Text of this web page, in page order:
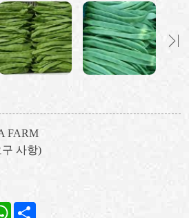
FARM
구 사항)
WhatsApp